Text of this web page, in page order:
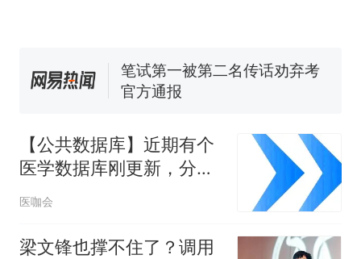
来源：参考消息）
笔试第一被第二名传话劝弃考
官方通报
因老师一句“跟我回家”改写了
人生
【公共数据库】近期有个
医学数据库刚更新，分享
8个低内卷可直接复刻的
医咖会
梁文锋也撑不住了？调用